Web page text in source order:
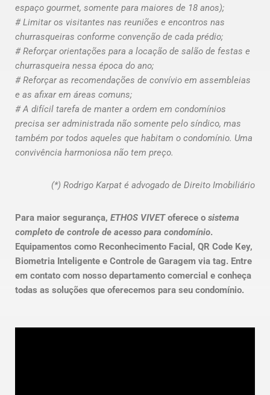
espaço gourmet, somente para maiores de 18 anos);
# Limitar os visitantes nas reuniões e encontros nas
churrasqueiras conforme convenção de cada prédio;
# Reforçar orientações para a locação de salão de festas e
churrasqueira nessa época do ano;
# Reforçar as recomendações de convívio em assembleias
e as afixar em áreas comuns;
# A difícil tarefa de manter a ordem em condomínios
precisa ser administrada não somente pelo síndico, mas
também por todos aqueles que habitam o condomínio. Uma
convivência harmoniosa não tem preço.
(*) Rodrigo Karpat é advogado de Direito Imobiliário
Para maior segurança, ETHOS VIVEToferece o sistema
completo de controle de acesso para condomínio.
Equipamentos como Reconhecimento Facial, QR Code Key,
Biometria Inteligente e Controle de Garagem via tag. Entre
em contato com nosso departamento comercial e conheça
todas as soluções que oferecemos para seu condomínio.